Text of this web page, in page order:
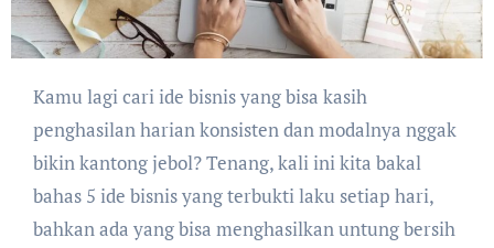
Kamu lagi cari ide bisnis yang bisa kasih
penghasilan harian konsisten dan modalnya nggak
bikin kantong jebol? Tenang, kali ini kita bakal
bahas 5 ide bisnis yang terbukti laku setiap hari,
bahkan ada yang bisa menghasilkan untung bersih